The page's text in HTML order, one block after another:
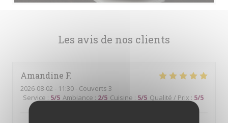
Les avis de nos clients
Amandine F
2026-08-02 - 11:30 - Couverts 3
Service : 5/5 Ambiance : 2/5 Cuisine : 5/5 Qualité / Prix : 5/5